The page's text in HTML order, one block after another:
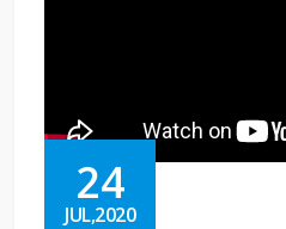
24
JUL,2020